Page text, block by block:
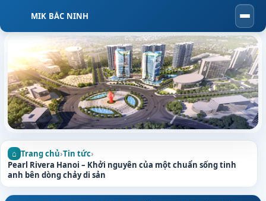
MIK BẮC NINH
Trang chủ›Tin tức›
Pearl Rivera Hanoi – Khởi nguyên của một chuẩn sống tinh
anh bên dòng chảy di sản